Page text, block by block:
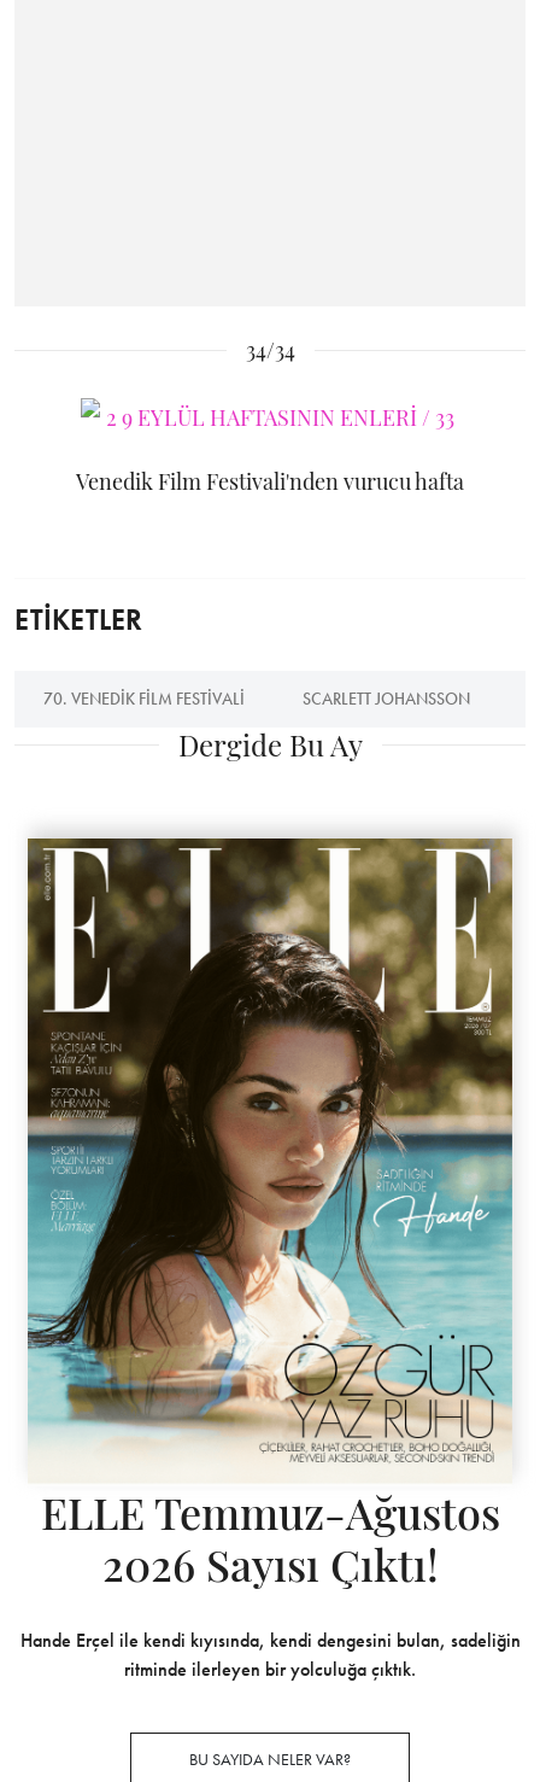
34/34
Venedik Film Festivali'nden vurucu hafta
ETİKETLER
70. VENEDIK FILM FESTIVALI SCARLETT JOHANSSON
Dergide Bu Ay
ELLE Temmuz-Ağustos
2026 Sayısı Çıktı!
Hande Erçel ile kendi kıyısında, kendi dengesini bulan, sadeliğin
ritminde ilerleyen bir yolculuğa çıktık.
BU SAYIDA NELER VAR?